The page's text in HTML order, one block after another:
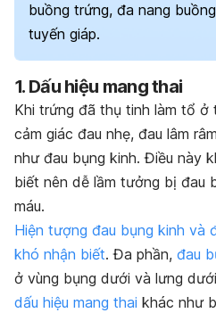
buồng trứng, đa nang
tuyến giáp.
1. Dấu hiệu mang thai
Khi trứng đã thụ tinh làm tổ ở
cảm giác đau nhẹ, đau lâm
như đau bụng kinh. Điều này
biết nên dễ lầm tưởng bị đau
máu.
Hiện tượng đau bụng kinh và
khó nhận biết. Đa phần, đau
ở vùng bụng dưới và lưng
dấu hiệu mang thai khác như